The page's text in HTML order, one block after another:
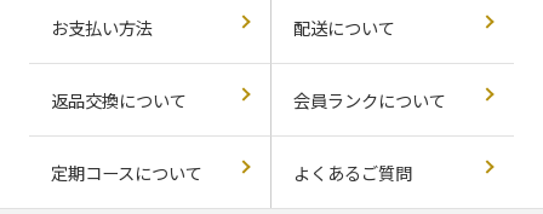
お支払い方法 配送について
返品交換について 会員ランクについて
定期コースについて よくあるご質問